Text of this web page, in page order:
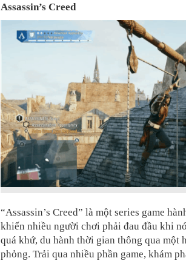
Assassin’s Creed
“Assassin’s Creed” là một series game
khiến nhiều người chơi phải đau đầu khi
quá khứ, du hành thời gian thông qua một
phỏng. Trải qua nhiều phần game, khám